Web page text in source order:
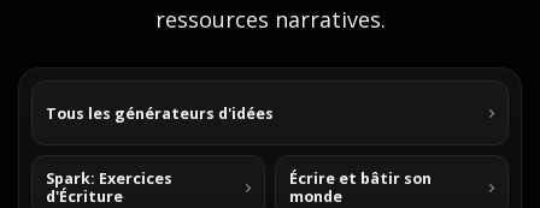
ressources narratives.
Tous les générateurs d'idées
Spark: Exercices
d'Écriture
Écrire et bâtir son
monde